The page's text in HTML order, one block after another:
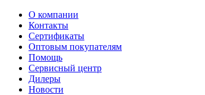
О компании
Контакты
Сертификаты
Оптовым покупателям
Помощь
Сервисный центр
Дилеры
Новости